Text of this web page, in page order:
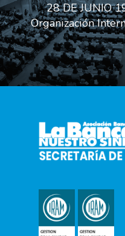
28 DE JUNIO
Organización